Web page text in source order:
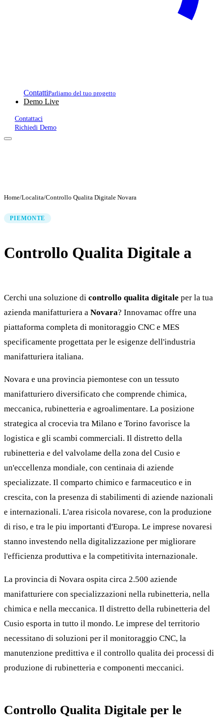
ContattiParliamo del tuo progetto
Demo Live
Contattaci
Richiedi Demo
Home/Localita/Controllo Qualita Digitale Novara
PIEMONTE
Controllo Qualita Digitale a
Cerchi una soluzione di controllo qualita digitale per la tua
azienda manifatturiera a Novara? Innovamac offre una
piattaforma completa di monitoraggio CNC e MES
specificamente progettata per le esigenze dell'industria
manifatturiera italiana.
Novara e una provincia piemontese con un tessuto
manifatturiero diversificato che comprende chimica,
meccanica, rubinetteria e agroalimentare. La posizione
strategica al crocevia tra Milano e Torino favorisce la
logistica e gli scambi commerciali. Il distretto della
rubinetteria e del valvolame della zona del Cusio e
un'eccellenza mondiale, con centinaia di aziende
specializzate. Il comparto chimico e farmaceutico e in
crescita, con la presenza di stabilimenti di aziende nazionali
e internazionali. L'area risicola novarese, con la produzione
di riso, e tra le piu importanti d'Europa. Le imprese novaresi
stanno investendo nella digitalizzazione per migliorare
l'efficienza produttiva e la competitivita internazionale.
La provincia di Novara ospita circa 2.500 aziende
manifatturiere con specializzazioni nella rubinetteria, nella
chimica e nella meccanica. Il distretto della rubinetteria del
Cusio esporta in tutto il mondo. Le imprese del territorio
necessitano di soluzioni per il monitoraggio CNC, la
manutenzione predittiva e il controllo qualita dei processi di
produzione di rubinetteria e componenti meccanici.
Controllo Qualita Digitale per le